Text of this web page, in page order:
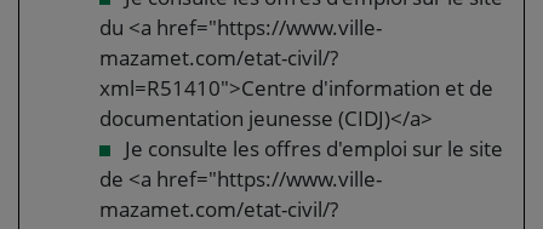
du <a href="https://www.ville-
mazamet.com/etat-civil/?
xml=R51410">Centre d'information et de
documentation jeunesse (CIDJ)</a>
Je consulte les offres d'emploi sur le site
de <a href="https://www.ville-
mazamet.com/etat-civil/?